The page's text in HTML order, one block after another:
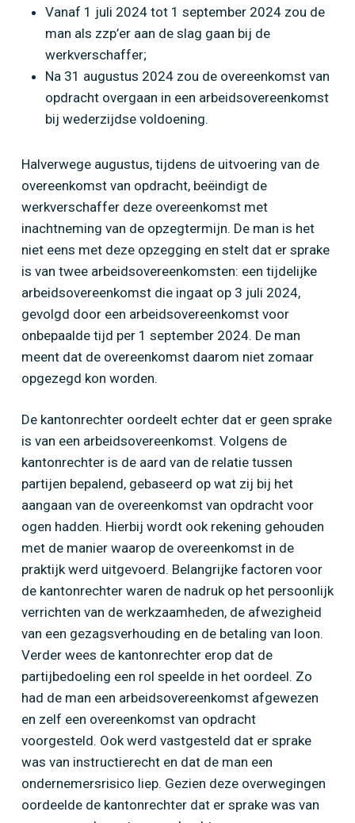
Vanaf 1 juli 2024 tot 1 september 2024 zou de
man als zzp’er aan de slag gaan bij de
werkverschaffer;
Na 31 augustus 2024 zou de overeenkomst van
opdracht overgaan in een arbeidsovereenkomst
bij wederzijdse voldoening.
Halverwege augustus, tijdens de uitvoering van de
overeenkomst van opdracht, beëindigt de
werkverschaffer deze overeenkomst met
inachtneming van de opzegtermijn. De man is het
niet eens met deze opzegging en stelt dat er sprake
is van twee arbeidsovereenkomsten: een tijdelijke
arbeidsovereenkomst die ingaat op 3 juli 2024,
gevolgd door een arbeidsovereenkomst voor
onbepaalde tijd per 1 september 2024. De man
meent dat de overeenkomst daarom niet zomaar
opgezegd kon worden.
De kantonrechter oordeelt echter dat er geen sprake
is van een arbeidsovereenkomst. Volgens de
kantonrechter is de aard van de relatie tussen
partijen bepalend, gebaseerd op wat zij bij het
aangaan van de overeenkomst van opdracht voor
ogen hadden. Hierbij wordt ook rekening gehouden
met de manier waarop de overeenkomst in de
praktijk werd uitgevoerd. Belangrijke factoren voor
de kantonrechter waren de nadruk op het persoonlijk
verrichten van de werkzaamheden, de afwezigheid
van een gezagsverhouding en de betaling van loon.
Verder wees de kantonrechter erop dat de
partijbedoeling een rol speelde in het oordeel. Zo
had de man een arbeidsovereenkomst afgewezen
en zelf een overeenkomst van opdracht
voorgesteld. Ook werd vastgesteld dat er sprake
was van instructierecht en dat de man een
ondernemersrisico liep. Gezien deze overwegingen
oordeelde de kantonrechter dat er sprake was van